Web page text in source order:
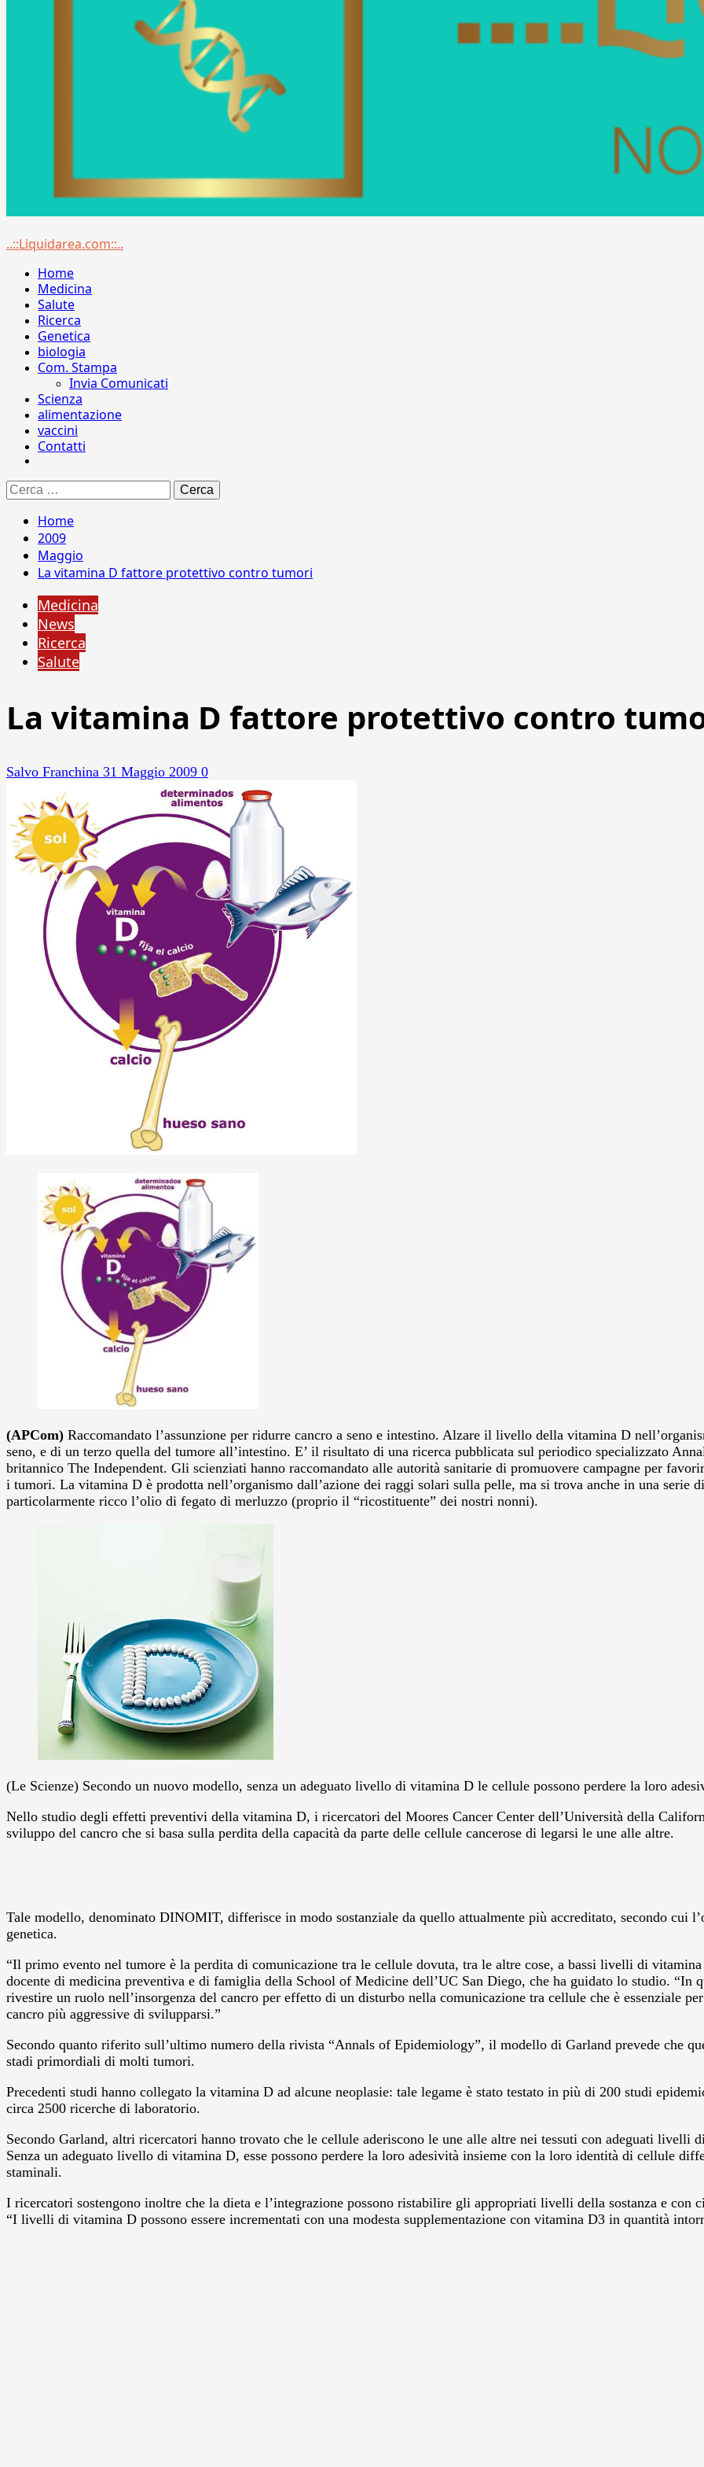
Menu
..::Liquidarea.com::..
Home
Medicina
Salute
Ricerca
Genetica
biologia
Com. Stampa
Invia Comunicati
Scienza
alimentazione
vaccini
Contatti
Ricerca
per:
Home
2009
Maggio
La vitamina D fattore protettivo contro tumori
Medicina
News
Ricerca
Salute
La vitamina D fattore protettivo contro
Salvo Franchina 31 Maggio 2009 0
(APCom) Raccomandato l’assunzione per ridurre cancro a seno e intestino. Alzare il livello della vitamina D
seno, e di un terzo quella del tumore all’intestino. E’ il risultato di una ricerca pubblicata sul periodico specializzato
britannico The Independent. Gli scienziati hanno raccomandato alle autorità sanitarie di promuovere campagne per
i tumori. La vitamina D è prodotta nell’organismo dall’azione dei raggi solari sulla pelle, ma si trova anche in una serie
particolarmente ricco l’olio di fegato di merluzzo (proprio il “ricostituente” dei nostri nonni).
(Le Scienze) Secondo un nuovo modello, senza un adeguato livello di vitamina D le cellule possono perdere la loro
Nello studio degli effetti preventivi della vitamina D, i ricercatori del Moores Cancer Center dell’Università della
sviluppo del cancro che si basa sulla perdita della capacità da parte delle cellule cancerose di legarsi le une alle altre.
Tale modello, denominato DINOMIT, differisce in modo sostanziale da quello attualmente più accreditato, secondo cui
genetica.
“Il primo evento nel tumore è la perdita di comunicazione tra le cellule dovuta, tra le altre cose, a bassi livelli di
docente di medicina preventiva e di famiglia della School of Medicine dell’UC San Diego, che ha guidato lo studio. “In
rivestire un ruolo nell’insorgenza del cancro per effetto di un disturbo nella comunicazione tra cellule che è essenziale
cancro più aggressive di svilupparsi.”
Secondo quanto riferito sull’ultimo numero della rivista “Annals of Epidemiology”, il modello di Garland prevede che
stadi primordiali di molti tumori.
Precedenti studi hanno collegato la vitamina D ad alcune neoplasie: tale legame è stato testato in più di 200 studi
circa 2500 ricerche di laboratorio.
Secondo Garland, altri ricercatori hanno trovato che le cellule aderiscono le une alle altre nei tessuti con adeguati
Senza un adeguato livello di vitamina D, esse possono perdere la loro adesività insieme con la loro identità di cellule
staminali.
I ricercatori sostengono inoltre che la dieta e l’integrazione possono ristabilire gli appropriati livelli della sostanza e con
“I livelli di vitamina D possono essere incrementati con una modesta supplementazione con vitamina D3 in quantità